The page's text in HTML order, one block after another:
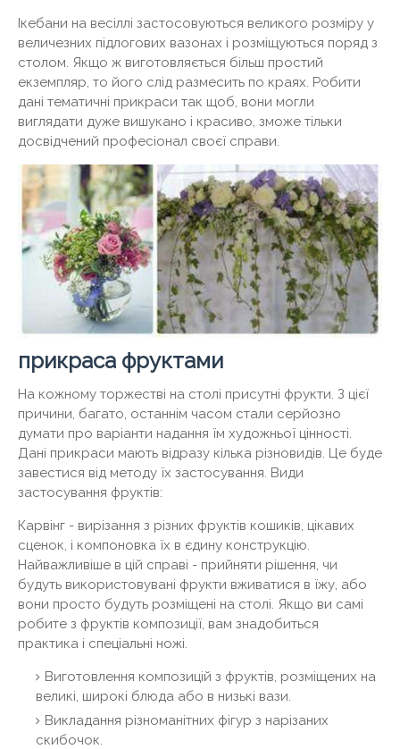
Ікебани на весіллі застосовуються великого розміру у
величезних підлогових вазонах і розміщуються поряд з
столом. Якщо ж виготовляється більш простий
екземпляр, то його слід размесить по краях. Робити
дані тематичні прикраси так щоб, вони могли
виглядати дуже вишукано і красиво, зможе тільки
досвідчений професіонал своєї справи.
прикраса фруктами
На кожному торжестві на столі присутні фрукти. З цієї
причини, багато, останнім часом стали серйозно
думати про варіанти надання їм художньої цінності.
Дані прикраси мають відразу кілька різновидів. Це буде
завестися від методу їх застосування. Види
застосування фруктів:
Карвінг - вирізання з різних фруктів кошиків, цікавих
сценок, і компоновка їх в єдину конструкцію.
Найважливіше в цій справі - прийняти рішення, чи
будуть використовувані фрукти вживатися в їжу, або
вони просто будуть розміщені на столі. Якщо ви самі
робите з фруктів композиції, вам знадобиться
практика і спеціальні ножі.
Виготовлення композицій з фруктів, розміщених на
великі, широкі блюда або в низькі вази.
Викладання різноманітних фігур з нарізаних
скибочок.